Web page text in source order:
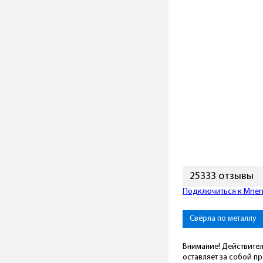
25333 отзывы
Подключиться к
Свёрла по металлу
Внимание!
оставляет за собой